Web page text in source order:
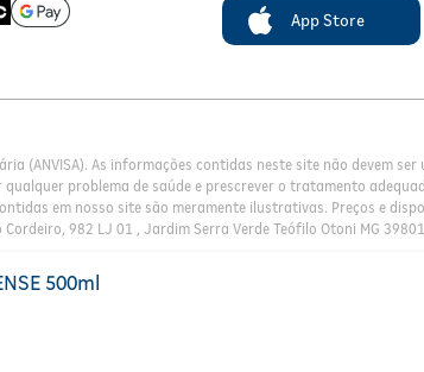
500ml
App Store
(ANVISA). As informações contidas neste site não devem
problema de saúde e prescrever o tratamento
em nosso site são meramente ilustrativas. Preços e
982 LJ 01 , Jardim Serra Verde Teófilo Otoni MG